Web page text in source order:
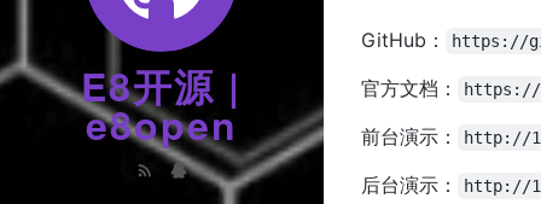
E8开源 |
e8open
GitHub： https://
官方文档：
前台演示： http://
后台演示： http://